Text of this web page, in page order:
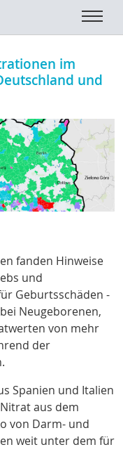
im
und
fanden Hinweise
und
Geburtsschäden -
Neugeborenen,
von mehr
der
.
Spanien und Italien
aus dem
von Darm- und
weit unter dem für